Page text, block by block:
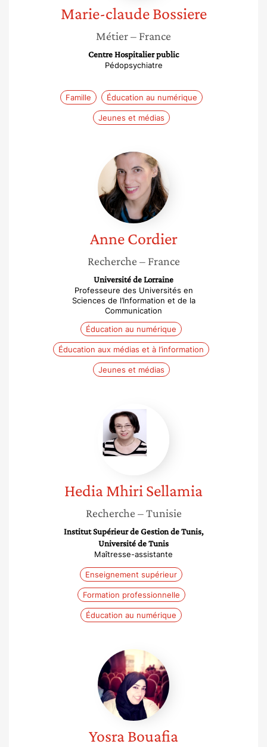
Marie-claude Bossiere
Métier– France
Centre Hospitalier public
Pédopsychiatre
Famille Éducation au numérique
Jeunes et médias
Anne
Cordier
Anne Cordier
Recherche – France
Université de Lorraine
Professeure des Universités en
Sciences de l’Information et de la
Communication
Éducation au numérique
Éducation aux médias et à l’information
Jeunes et médias
Hedia
Mhiri
Sellamia
HediaMhiri Sellamia
Recherche – Tunisie
Institut Supérieur de Gestion de Tunis,
Université de Tunis
Maîtresse-assistante
Enseignement supérieur
Formation professionnelle
Éducation au numérique
Yosra
Bouafia
YosraBouafia